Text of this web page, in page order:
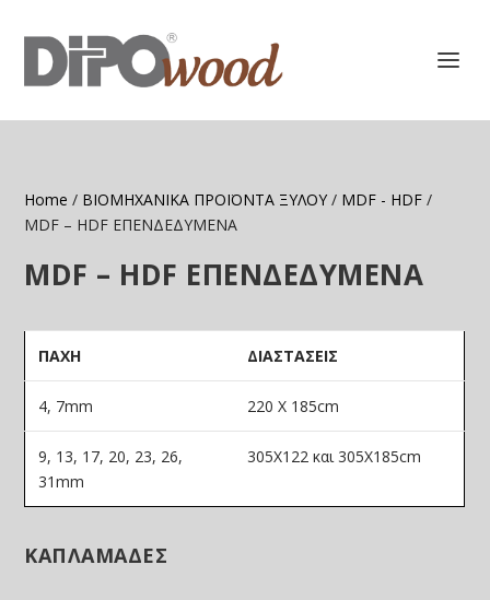
Home / ΒΙΟΜΗΧΑΝΙΚΑ ΠΡΟΪΟΝΤΑ ΞΥΛΟΥ / MDF - HDF /
MDF – HDF ΕΠΕΝΔΕΔΥΜΕΝΑ
MDF – HDF ΕΠΕΝΔΕΔΥΜΕΝΑ
ΠΑΧΗ ΔΙΑΣΤΑΣΕΙΣ
4, 7mm 220 Χ 185cm
9, 13, 17, 20, 23, 26,
31mm
305Χ122 και 305Χ185cm
ΚΑΠΛΑΜΑΔΕΣ